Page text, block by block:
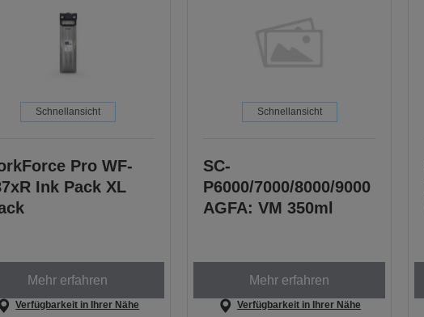
Schnellansicht
Pro WF-
Ink Pack XL
Mehr erfahren
Verfügbarkeit in Ihrer Nähe
Schnellansicht
SC-
P6000/7000/8000/9000
AGFA: VM 350ml
Mehr erfahren
Verfügbarkeit in Ihrer Nähe